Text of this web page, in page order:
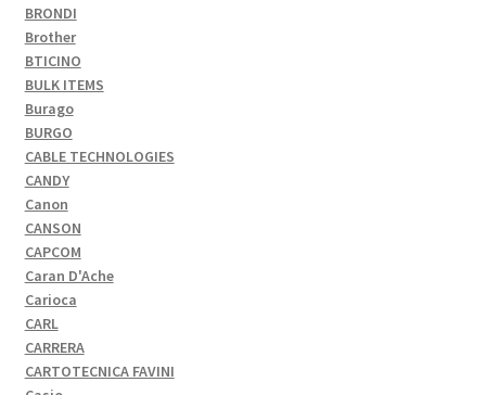
BRONDI
Brother
BTICINO
BULK ITEMS
Burago
BURGO
CABLE TECHNOLOGIES
CANDY
Canon
CANSON
CAPCOM
Caran D'Ache
Carioca
CARL
CARRERA
CARTOTECNICA FAVINI